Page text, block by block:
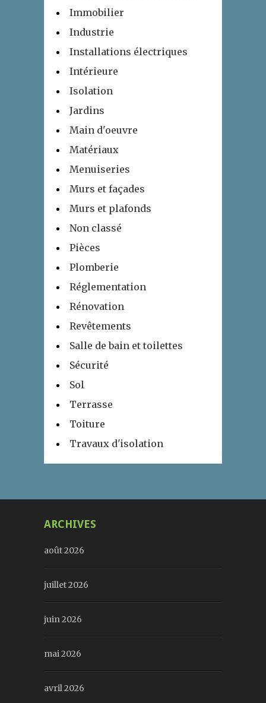
Immobilier
Industrie
Installations électriques
Intérieure
Isolation
Jardins
Main d'oeuvre
Matériaux
Menuiseries
Murs et façades
Murs et plafonds
Non classé
Pièces
Plomberie
Réglementation
Rénovation
Revêtements
Salle de bain et toilettes
Sécurité
Sol
Terrasse
Toiture
Travaux d'isolation
ARCHIVES
août 2026
juillet 2026
juin 2026
mai 2026
avril 2026